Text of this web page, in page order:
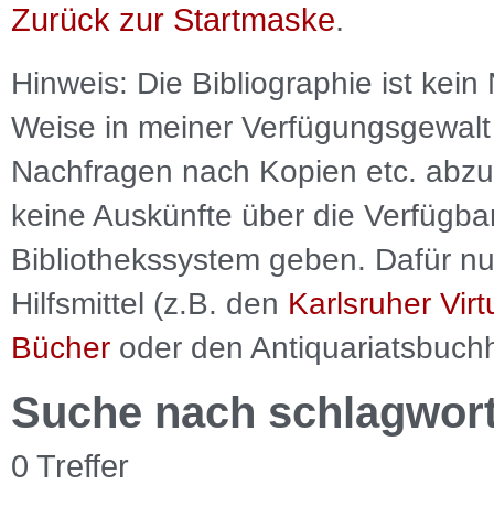
Zurück zur Startmaske.
Hinweis: Die Bibliographie ist kein
Weise in meiner
Nachfragen nach Kopien etc.
keine Auskünfte über die
Bibliothekssystem geben. Dafür
Hilfsmittel (z.B. den Karlsruher
Bücher oder den
Suche nach
0 Treffer